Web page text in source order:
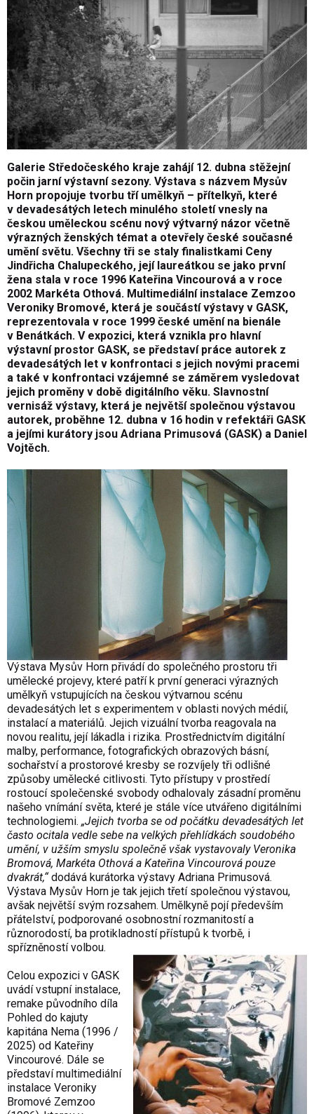
Galerie Středočeského kraje zahájí 12. dubna stěžejní
počin jarní výstavní sezony. Výstava s názvem Mysův
Horn propojuje tvorbu tří umělkyň – přítelkyň, které
v devadesátých letech minulého století vnesly na
českou uměleckou scénu nový výtvarný názor včetně
výrazných ženských témat a otevřely české současné
umění světu. Všechny tři se staly finalistkami Ceny
Jindřicha Chalupeckého, její laureátkou se jako první
žena stala v roce 1996 Kateřina Vincourová a v roce
2002 Markéta Othová. Multimediální instalace Zemzoo
Veroniky Bromové, která je součástí výstavy v GASK,
reprezentovala v roce 1999 české umění na bienále
v Benátkách. V expozici, která vznikla pro hlavní
výstavní prostor GASK, se představí práce autorek z
devadesátých let v konfrontaci s jejich novými pracemi
a také v konfrontaci vzájemné se záměrem vysledovat
jejich proměny v době digitálního věku. Slavnostní
vernisáž výstavy, která je největší společnou výstavou
autorek, proběhne 12. dubna v 16 hodin v refektáři GASK
a jejími kurátory jsou Adriana Primusová (GASK) a Daniel
Vojtěch.
Výstava Mysův Horn přivádí do společného prostoru tři
umělecké projevy, které patří k první generaci výrazných
umělkyň vstupujících na českou výtvarnou scénu
devadesátých let s experimentem v oblasti nových médií,
instalací a materiálů. Jejich vizuální tvorba reagovala na
novou realitu, její lákadla i rizika. Prostřednictvím digitální
malby, performance, fotografických obrazových básní,
sochařství a prostorové kresby se rozvíjely tři odlišné
způsoby umělecké citlivosti. Tyto přístupy v prostředí
rostoucí společenské svobody odhalovaly zásadní proměnu
našeho vnímání světa, které je stále více utvářeno digitálními
technologiemi. „Jejich tvorba se od počátku devadesátých let
často ocitala vedle sebe na velkých přehlídkách soudobého
umění, v užším smyslu společně však vystavovaly Veronika
Bromová, Markéta Othová a Kateřina Vincourová pouze
dvakrát,“dodává kurátorka výstavy Adriana Primusová.
Výstava Mysův Horn je tak jejich třetí společnou výstavou,
avšak největší svým rozsahem. Umělkyně pojí především
přátelství, podporované osobnostní rozmanitostí a
různorodostí, ba protikladností přístupů k tvorbě, i
spřízněností volbou.
Celou expozici v GASK
uvádí vstupní instalace,
remake původního díla
Pohled do kajuty
kapitána Nema (1996 /
2025) od Kateřiny
Vincourové. Dále se
představí multimediální
instalace Veroniky
Bromové Zemzoo